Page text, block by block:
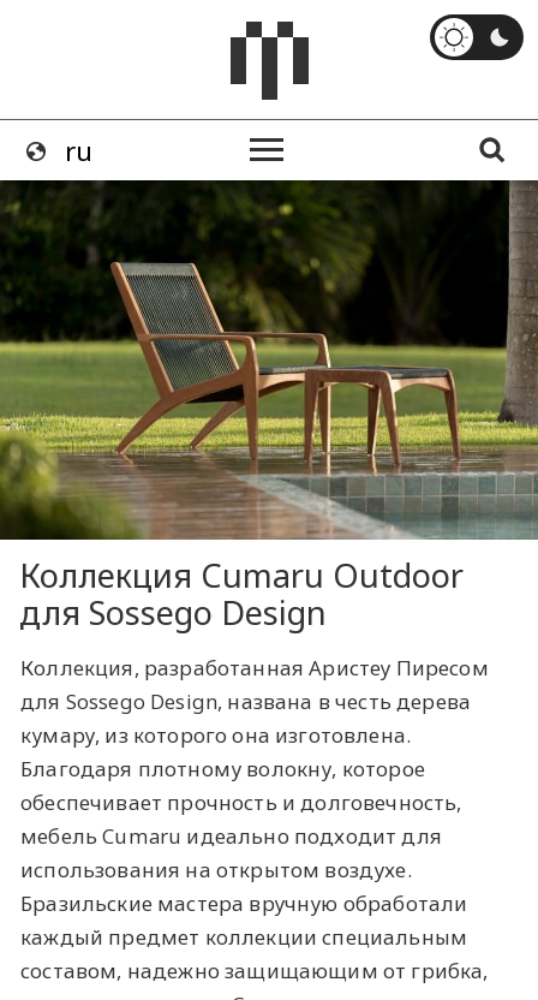
Коллекция Cumaru Outdoor
для Sossego Design
Коллекция, разработанная Аристеу Пиресом
для Sossego Design, названа в честь дерева
кумару, из которого она изготовлена.
Благодаря плотному волокну, которое
обеспечивает прочность и долговечность,
мебель Cumaru идеально подходит для
использования на открытом воздухе.
Бразильские мастера вручную обработали
каждый предмет коллекции специальным
составом, надежно защищающим от грибка,